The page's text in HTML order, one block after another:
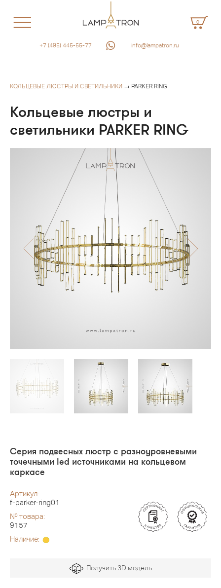
0
+7 (495) 445-55-77 info@lampatron.ru
КОЛЬЦЕВЫЕ ЛЮСТРЫ И СВЕТИЛЬНИКИ → PARKER RING
Кольцевые люстры и
светильники PARKER RING
Серия подвесных люстр с разноуровневыми
точечными led источниками на кольцевом
каркасе
Артикул:
f-parker-ring01
№ товара:
9157
Наличие:
Получить 3D модель